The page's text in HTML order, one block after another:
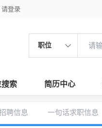
请登录
职位
索 简历中心
聘信息 一句话求职信息